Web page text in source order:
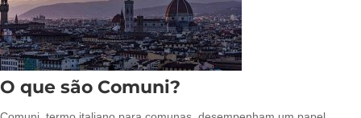
O que são Comuni?